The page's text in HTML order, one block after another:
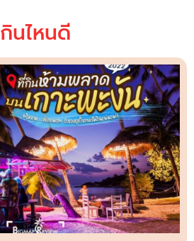
กินไหนดี